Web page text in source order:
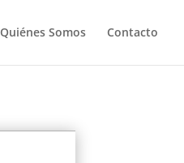
Quiénes Somos Contacto